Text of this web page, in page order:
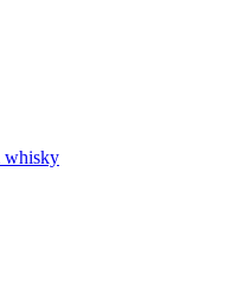
whisky